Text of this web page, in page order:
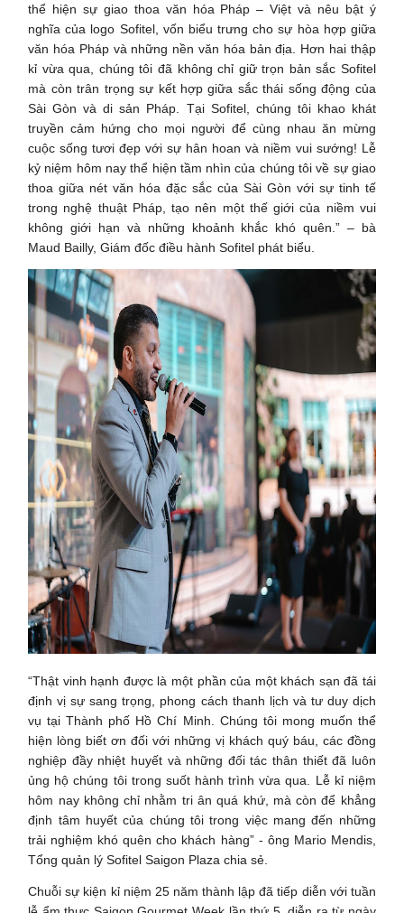
thể hiện sự giao thoa văn hóa Pháp – Việt và nêu bật ý
nghĩa của logo Sofitel, vốn biểu trưng cho sự hòa hợp giữa
văn hóa Pháp và những nền văn hóa bản địa. Hơn hai thập
kỉ vừa qua, chúng tôi đã không chỉ giữ trọn bản sắc Sofitel
mà còn trân trọng sự kết hợp giữa sắc thái sống động của
Sài Gòn và di sản Pháp. Tại Sofitel, chúng tôi khao khát
truyền cảm hứng cho mọi người để cùng nhau ăn mừng
cuộc sống tươi đẹp với sự hân hoan và niềm vui sướng! Lễ
kỷ niệm hôm nay thể hiện tầm nhìn của chúng tôi về sự giao
thoa giữa nét văn hóa đặc sắc của Sài Gòn với sự tinh tế
trong nghệ thuật Pháp, tạo nên một thế giới của niềm vui
không giới hạn và những khoảnh khắc khó quên.” – bà
Maud Bailly, Giám đốc điều hành Sofitel phát biểu.
“Thật vinh hạnh được là một phần của một khách sạn đã tái
định vị sự sang trọng, phong cách thanh lịch và tư duy dịch
vụ tại Thành phố Hồ Chí Minh. Chúng tôi mong muốn thể
hiện lòng biết ơn đối với những vị khách quý báu, các đồng
nghiệp đầy nhiệt huyết và những đối tác thân thiết đã luôn
ủng hộ chúng tôi trong suốt hành trình vừa qua. Lễ kỉ niệm
hôm nay không chỉ nhằm tri ân quá khứ, mà còn để khẳng
định tâm huyết của chúng tôi trong việc mang đến những
trải nghiệm khó quên cho khách hàng” - ông Mario Mendis,
Tổng quản lý Sofitel Saigon Plaza chia sẻ.
Chuỗi sự kiện kỉ niệm 25 năm thành lập đã tiếp diễn với tuần